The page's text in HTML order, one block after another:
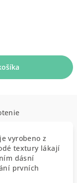
vyrobeno z
textury lákají
dásní
prvních